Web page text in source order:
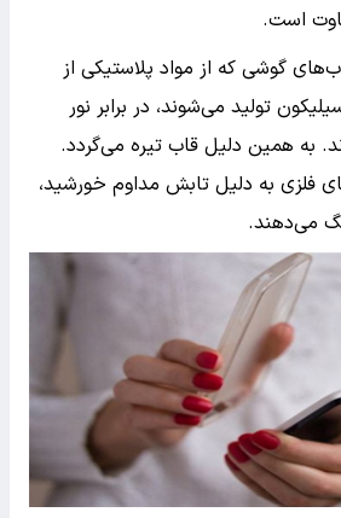
گوشی که از مواد پلاستیکی از
تولید می‌شوند، در برابر نور
به همین دلیل قاب تیره می‌گردد.
فلزی به دلیل تابش مداوم خورشید،
می‌دهند.